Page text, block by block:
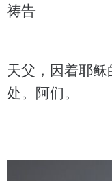
祷告
天父，因着耶
处。阿们。